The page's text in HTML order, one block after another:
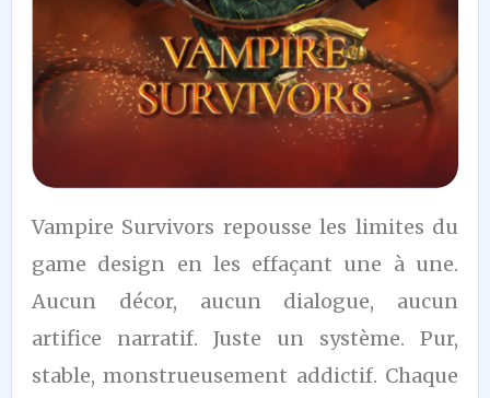
10
/10
Vampire Survivors repousse les limites du
game design en les effaçant une à une.
Aucun décor, aucun dialogue, aucun
artifice narratif. Juste un système. Pur,
stable, monstrueusement addictif. Chaque